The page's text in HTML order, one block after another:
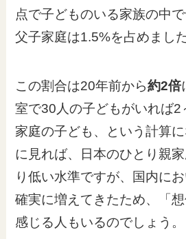
点で子どものいる家族の中
父子家庭は1.5%を占めました
この割合は20年前から約2倍
室で30人の子どもがいれば2
家庭の子ども、という計算
に見れば、日本のひとり親
り低い水準ですが、国内に
確実に増えてきたため、「
感じる人もいるのでしょう。